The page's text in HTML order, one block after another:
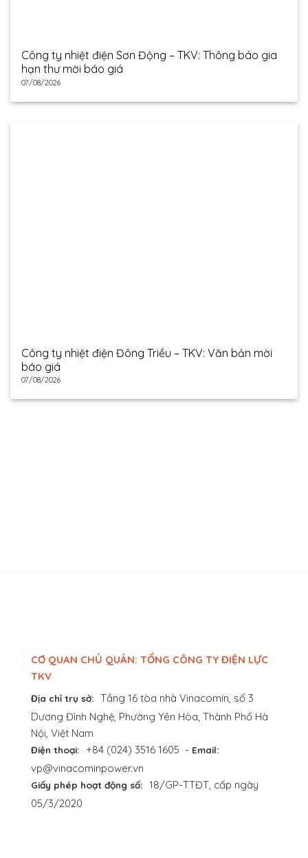
Công ty nhiệt điện Sơn Động – TKV: Thông báo gia
hạn thư mời báo giá
07/08/2026
Công ty nhiệt điện Đông Triều – TKV: Văn bản mời
báo giá
07/08/2026
CƠ QUAN CHỦ QUẢN: TỔNG CÔNG TY ĐIỆN LỰC
TKV
Địa chỉ trụ sở: Tầng 16 tòa nhà Vinacomin, số 3
Dương Đình Nghệ, Phường Yên Hòa, Thành Phố Hà
Nội, Việt Nam
Điện thoại: +84 (024) 3516 1605 - Email:
vp@vinacominpower.vn
Giấy phép hoạt động số: 18/GP-TTĐT, cấp ngày
05/3/2020